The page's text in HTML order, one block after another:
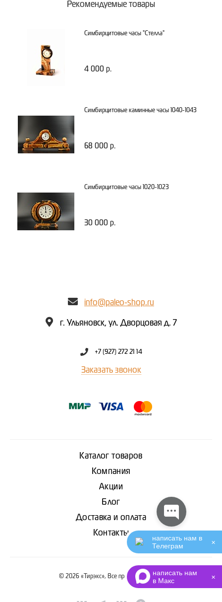
написать нам
в Макс
✕
написать нам в
Телеграм
✕
Рекомендуемые товары
Симбирцитовые часы "Стелла"
4 000 р.
Симбирцитовые каминные часы 1040-1043
68 000 р.
Симбирцитовые часы 1020-1023
30 000 р.
info@paleo-shop.ru
г. Ульяновск, ул. Дворцовая д. 7
+7 (927) 272 21 14
Заказать звонок
Каталог товаров
Компания
Акции
Блог
Доставка и оплата
Контакты
© 2026 «Тирэкс», Все права защищены